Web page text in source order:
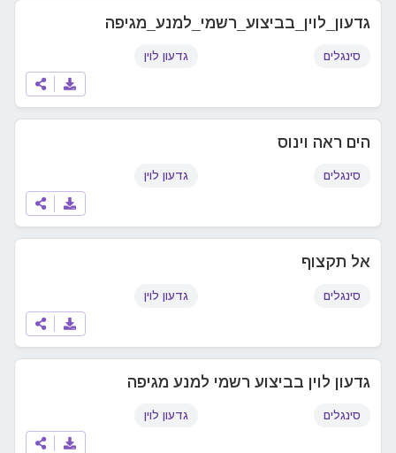
גדעון_לוין_בביצוע_רשמי_למנע_מגיפה
סינגלים גדעון לוין
הים ראה וינוס
סינגלים גדעון לוין
אל תקצוף
סינגלים גדעון לוין
גדעון לוין בביצוע רשמי למנע מגיפה
סינגלים גדעון לוין